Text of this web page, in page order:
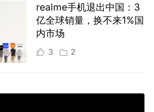
realme手机退出中国：3
亿全球销量，换不来1%国
内市场
3 2